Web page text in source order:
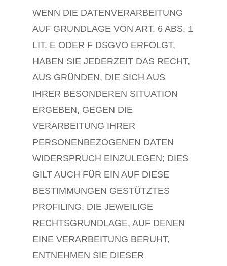
WENN DIE DATENVERARBEITUNG
AUF GRUNDLAGE VON ART. 6 ABS. 1
LIT. E ODER F DSGVO ERFOLGT,
HABEN SIE JEDERZEIT DAS RECHT,
AUS GRÜNDEN, DIE SICH AUS
IHRER BESONDEREN SITUATION
ERGEBEN, GEGEN DIE
VERARBEITUNG IHRER
PERSONENBEZOGENEN DATEN
WIDERSPRUCH EINZULEGEN; DIES
GILT AUCH FÜR EIN AUF DIESE
BESTIMMUNGEN GESTÜTZTES
PROFILING. DIE JEWEILIGE
RECHTSGRUNDLAGE, AUF DENEN
EINE VERARBEITUNG BERUHT,
ENTNEHMEN SIE DIESER